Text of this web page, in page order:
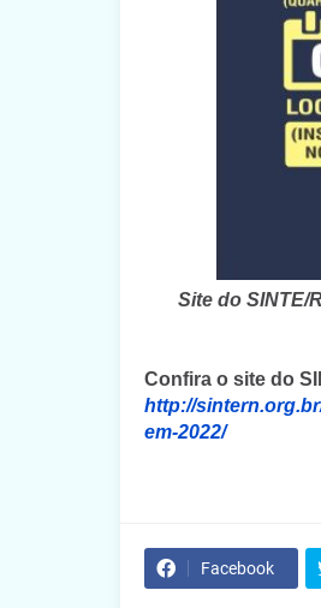
Site do SINTE/
Confira o site do
http://
em-2022/
Facebook